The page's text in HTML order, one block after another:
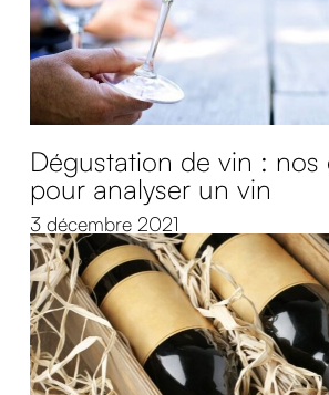
Dégustation de vin : nos
pour analyser un vin
3 décembre 2021